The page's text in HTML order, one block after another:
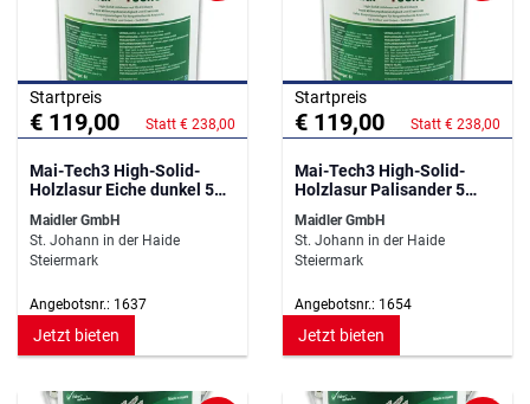
Startpreis
€ 119,00 Statt € 238,00
Mai-Tech3 High-Solid-
Holzlasur Eiche dunkel 5
Maidler GmbH
St. Johann in der Haide
Steiermark
Angebotsnr.: 1637
Jetzt bieten
Startpreis
€ 119,00 Statt € 238,00
Mai-Tech3 High-Solid-
Holzlasur Palisander 5
Maidler GmbH
St. Johann in der Haide
Steiermark
Angebotsnr.: 1654
Jetzt bieten